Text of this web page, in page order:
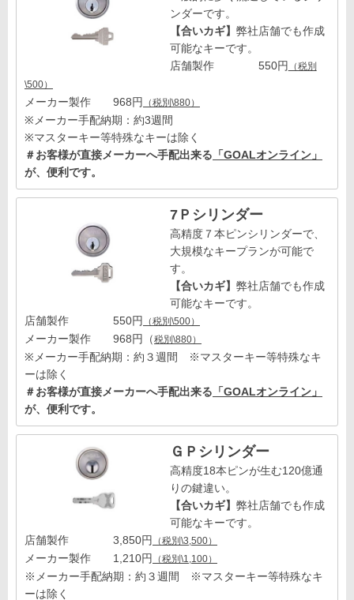
ンダーです。
【合いカギ】 弊社店舗でも作成
可能なキーです。
店舗製作 550円
（税別
\500）
メーカー製作 968円 （税別\880）
※メーカー手配納期：約3週間
※マスターキー等特殊なキーは除く
＃お客様が直接メーカーへ手配出来る 「GOALオンライン」
が、便利です。
7Ｐシリンダー
高精度７本ピンシリンダーで、
大規模なキープランが可能で
す。
【合いカギ】 弊社店舗でも作成
可能なキーです。
店舗製作 550円
（税別\500）
メーカー製作 968円（税別\880）
※メーカー手配納期：約３週間 ※マスターキー等特殊なキ
ーは除く
＃お客様が直接メーカーへ手配出来る 「GOALオンライン」
が、便利です。
ＧＰシリンダー
高精度18本ピンが生む120億通
りの鍵違い。
【合いカギ】 弊社店舗でも作成
可能なキーです。
店舗製作 3,850円
（税別\3,500）
メーカー製作 1,210円 （税別\1,100）
※メーカー手配納期：約３週間 ※マスターキー等特殊なキ
ーは除く